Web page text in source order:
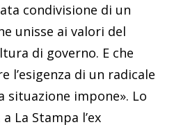
condivisione di un
unisse ai valori del
di governo. E che
l’esigenza di un radicale
situazione impone». Lo
La Stampa l’ex